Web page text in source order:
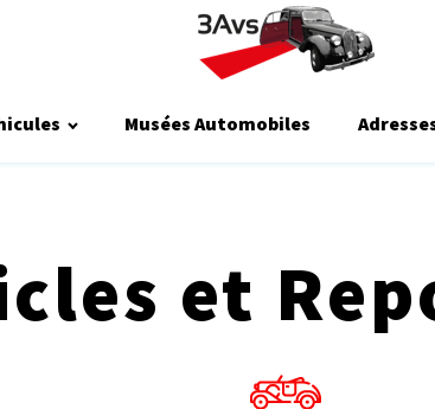
Musées Automobiles
et